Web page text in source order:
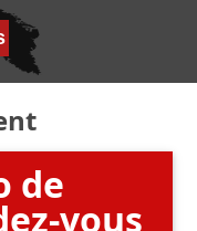
de
vous